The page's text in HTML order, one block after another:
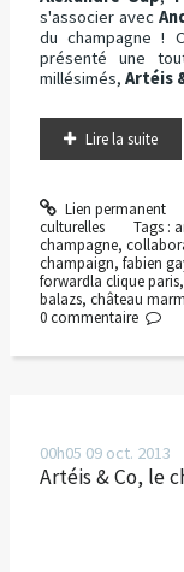
s'associer avec
du champagne !
présenté une
millésimés, Artéis
Lire la suite
Lien permanent
culturelles
Tags :
champagne,
champaign, fabien
forwardla clique paris,
balazs, château
0 commentaire
00h05 09 oct. 2013
Artéis & Co, le